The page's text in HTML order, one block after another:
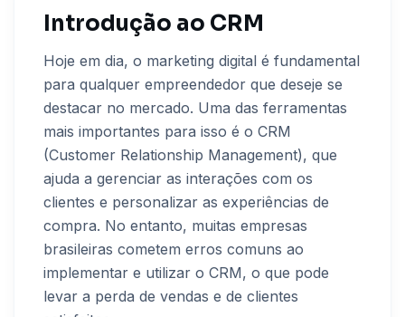
Introdução ao CRM
Hoje em dia, o marketing digital é fundamental
para qualquer empreendedor que deseje se
destacar no mercado. Uma das ferramentas
mais importantes para isso é o CRM
(Customer Relationship Management), que
ajuda a gerenciar as interações com os
clientes e personalizar as experiências de
compra. No entanto, muitas empresas
brasileiras cometem erros comuns ao
implementar e utilizar o CRM, o que pode
levar a perda de vendas e de clientes